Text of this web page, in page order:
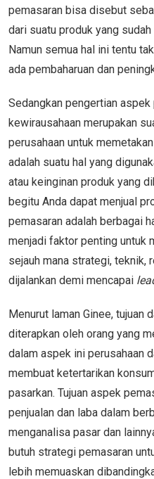
pemasaran bisa disebut
dari suatu produk yang
Namun semua hal ini tentu
ada pembaharuan dan
Sedangkan pengertian
kewirausahaan merupakan
perusahaan untuk
adalah suatu hal yang
atau keinginan produk yang
begitu Anda dapat menjual
pemasaran adalah berbagai
menjadi faktor penting untuk
sejauh mana strategi, teknik,
dijalankan demi mencapai
Menurut laman Ginee, tujuan
diterapkan oleh orang yang
dalam aspek ini perusahaan
membuat ketertarikan
pasarkan. Tujuan aspek
penjualan dan laba dalam
menganalisa pasar dan
butuh strategi pemasaran
lebih memuaskan